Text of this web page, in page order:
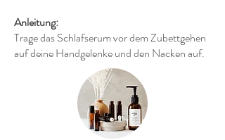
Anleitung:
Trage das Schlafserum vor dem Zubettgehen
auf deine Handgelenke und den Nacken auf.